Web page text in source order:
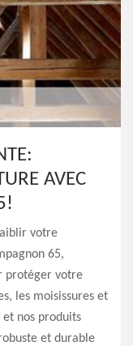
AVEC
votre
65,
protéger votre
les moisissures et
et nos produits
et durable